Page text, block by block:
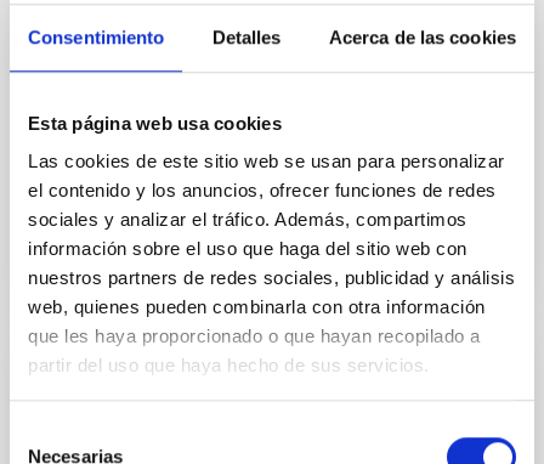
Consentimiento Detalles Acerca de las cookies
Esta página web usa cookies
Las cookies de este sitio web se usan para personalizar
el contenido y los anuncios, ofrecer funciones de redes
sociales y analizar el tráfico. Además, compartimos
información sobre el uso que haga del sitio web con
nuestros partners de redes sociales, publicidad y análisis
web, quienes pueden combinarla con otra información
que les haya proporcionado o que hayan recopilado a
partir del uso que haya hecho de sus servicios.
Necesarias
convenios específicos que faciliten la realización de
proyectos conjuntos en investigación, desarrollo e
Fecha en vigor 23/06/2015
No vigente
Convenio Marco entre la Universidad
Astrofísica de Canarias